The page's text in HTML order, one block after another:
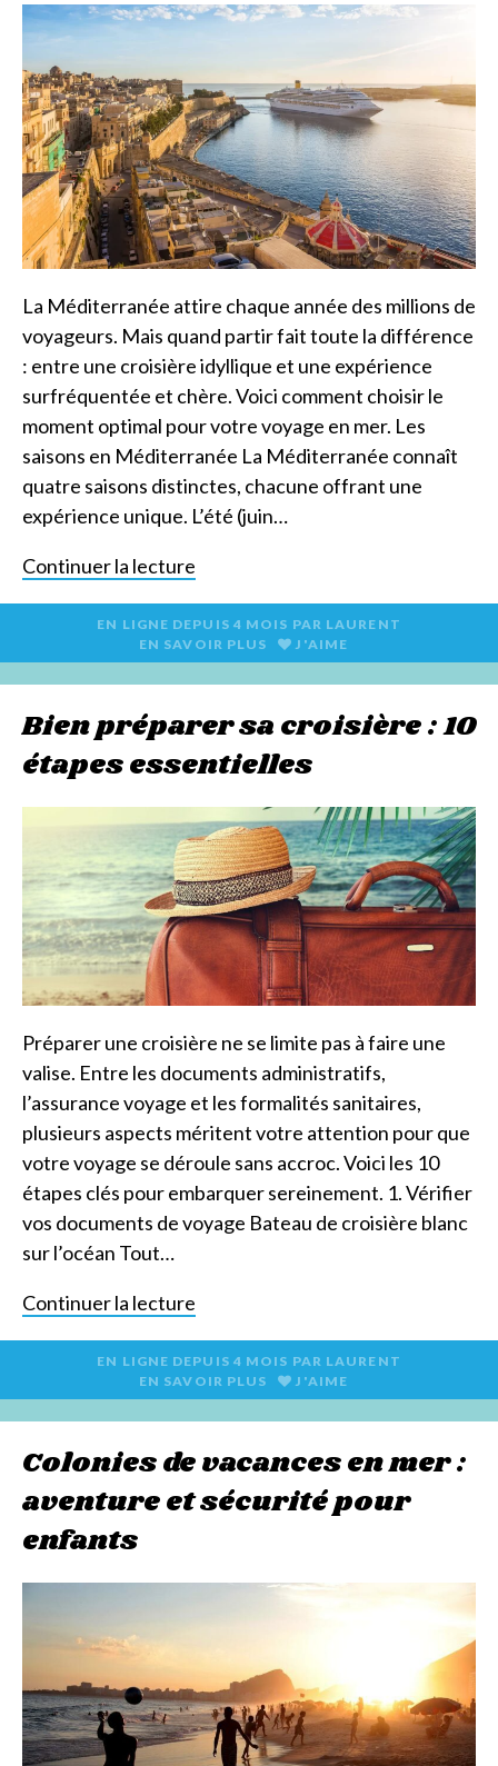
La Méditerranée attire chaque année des millions de
voyageurs. Mais quand partir fait toute la différence
: entre une croisière idyllique et une expérience
surfréquentée et chère. Voici comment choisir le
moment optimal pour votre voyage en mer. Les
saisons en Méditerranée La Méditerranée connaît
quatre saisons distinctes, chacune offrant une
expérience unique. L’été (juin…
Continuer la lecture
EN LIGNE DEPUIS 4 MOIS PAR LAURENT
EN SAVOIR PLUS
J'AIME
Bien préparer sa croisière : 10
étapes essentielles
Préparer une croisière ne se limite pas à faire une
valise. Entre les documents administratifs,
l’assurance voyage et les formalités sanitaires,
plusieurs aspects méritent votre attention pour que
votre voyage se déroule sans accroc. Voici les 10
étapes clés pour embarquer sereinement. 1. Vérifier
vos documents de voyage Bateau de croisière blanc
sur l’océan Tout…
Continuer la lecture
EN LIGNE DEPUIS 4 MOIS PAR LAURENT
EN SAVOIR PLUS
J'AIME
Colonies de vacances en mer :
aventure et sécurité pour
enfants